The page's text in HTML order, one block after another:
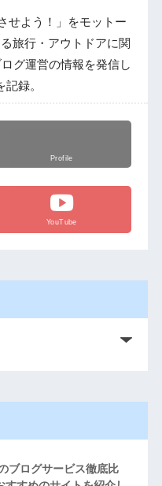
せよう！」をモットー
旅行・アウトドアに関
グ運営の情報を発信し
録。
Profile
YouTube
ブログサービス徹底比